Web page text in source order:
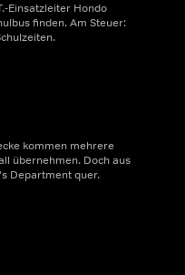
Einsatzleiter Hondo
finden. Am Steuer:
kommen mehrere
übernehmen. Doch aus
Department quer.